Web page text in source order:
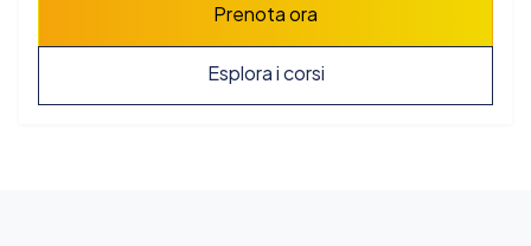
Prenota ora
Esplora i corsi